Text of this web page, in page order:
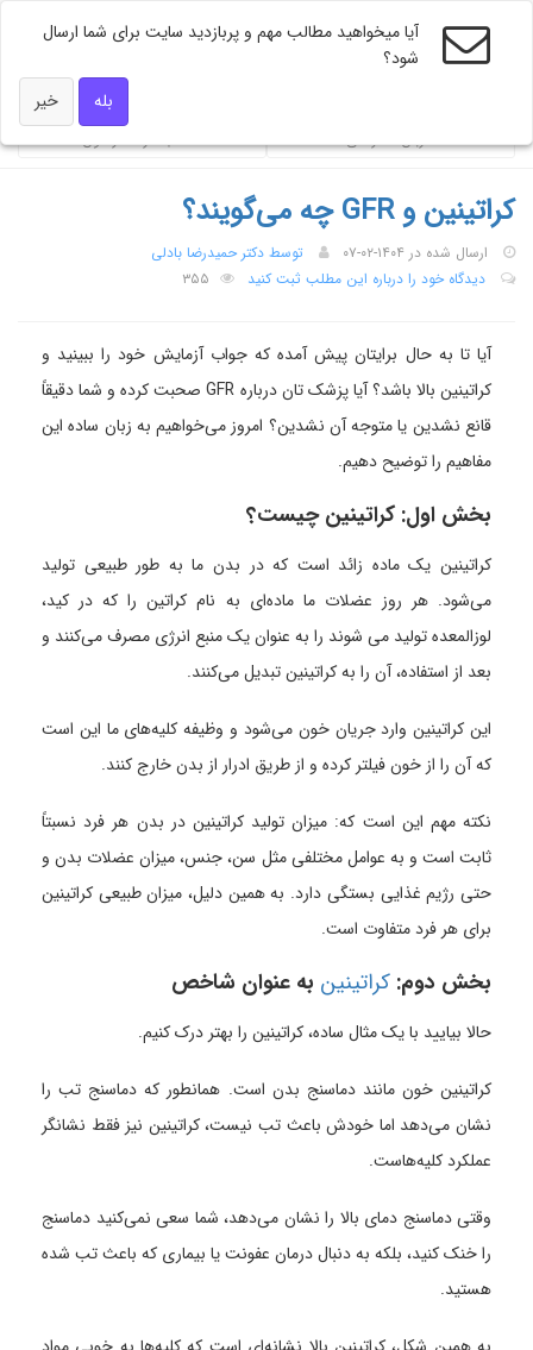
ضربان تندرستی
محاسبه گر فشار خون
کراتینین و GFR چه می‌گویند؟
ارسال شده در ۱۴۰۴-۰۲-۰۷
توسط دکتر حمیدرضا بادلی
دیدگاه خود را درباره این مطلب ثبت کنید
۳۵۵
آیا تا به حال برایتان پیش آمده که جواب آزمایش خود را ببینید و
کراتینین بالا باشد؟ آیا پزشک‌ تان درباره GFR صحبت کرده و شما دقیقاً
قانع نشدین یا متوجه آن نشدین؟ امروز می‌خواهیم به زبان ساده این
مفاهیم را توضیح دهیم.
بخش اول: کراتینین چیست؟
کراتینین یک ماده زائد است که در بدن ما به طور طبیعی تولید
می‌شود. هر روز عضلات ما ماده‌ای به نام کراتین را که در کید،
لوزالمعده تولید می شوند را به عنوان یک منبع انرژی مصرف می‌کنند و
بعد از استفاده، آن را به کراتینین تبدیل می‌کنند.
این کراتینین وارد جریان خون می‌شود و وظیفه کلیه‌های ما این است
که آن را از خون فیلتر کرده و از طریق ادرار از بدن خارج کنند.
نکته مهم این است که: میزان تولید کراتینین در بدن هر فرد نسبتاً
ثابت است و به عوامل مختلفی مثل سن، جنس، میزان عضلات بدن و
حتی رژیم غذایی بستگی دارد. به همین دلیل، میزان طبیعی کراتینین
برای هر فرد متفاوت است.
بخش دوم: کراتینین به عنوان شاخص
حالا بیایید با یک مثال ساده، کراتینین را بهتر درک کنیم.
کراتینین خون مانند دماسنج بدن است. همانطور که دماسنج تب را
نشان می‌دهد اما خودش باعث تب نیست، کراتینین نیز فقط نشانگر
عملکرد کلیه‌هاست.
وقتی دماسنج دمای بالا را نشان می‌دهد، شما سعی نمی‌کنید دماسنج
را خنک کنید، بلکه به دنبال درمان عفونت یا بیماری که باعث تب شده
هستید.
آیا میخواهید مطالب مهم و پربازدید سایت برای شما ارسال
شود؟
بله
خیر